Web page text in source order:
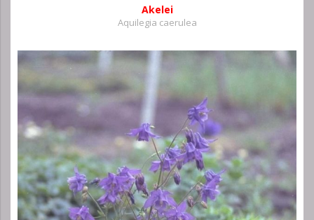
Akelei
Aquilegia caerulea